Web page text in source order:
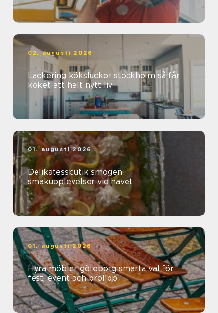
02. augusti 2026
Lackering köksluckor stockholm så får
köket ett helt nytt liv
01. augusti 2026
Delikatessbutik smögen
smakupplevelser vid havet
01. augusti 2026
Hyra möbler göteborg smarta val för
fest, event och bröllop